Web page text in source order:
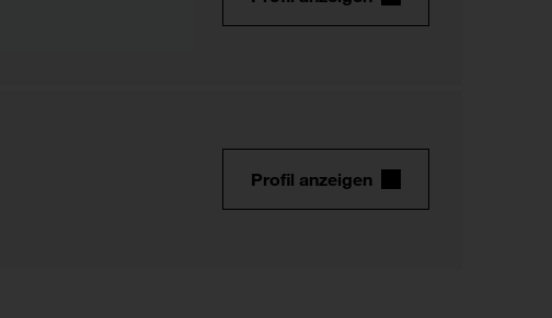
Profil anzeigen